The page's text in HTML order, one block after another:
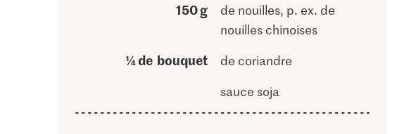
150 g
de nouilles, p. ex. de
nouilles chinoises
¼ de bouquet
de coriandre
sauce soja